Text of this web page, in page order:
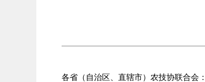
各省（自治区、直辖市）农技协联合会：